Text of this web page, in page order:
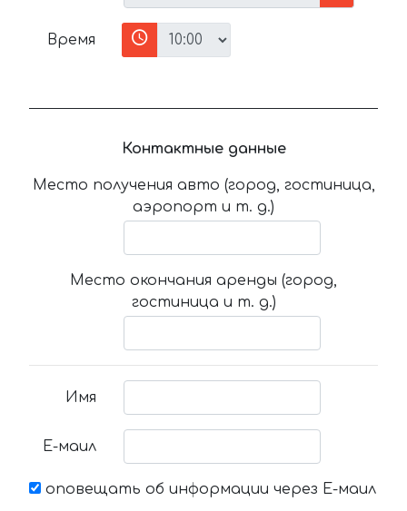
Время
Контактные данные
Место получения авто (город, гостиница,
аэропорт и т. д.)
Место окончания аренды (город,
гостиница и т. д.)
Имя
Е-маил
оповещать об информации через Е-маил